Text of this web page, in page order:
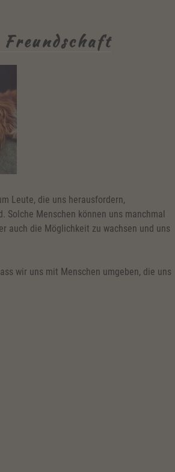
Leute, die uns herausfordern,
Solche Menschen können uns manchmal
auch die Möglichkeit zu wachsen und uns
wir uns mit Menschen umgeben, die uns